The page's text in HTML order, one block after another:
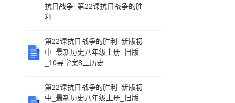
抗日战争_第22课抗日战争的胜
利
第22课抗日战争的胜利_新版初
中_最新历史八年级上册_旧版
_10导学案8上历史
第22课抗日战争的胜利_新版初
中_最新历史八年级上册_旧版